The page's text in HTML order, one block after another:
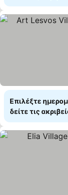
Επιλέξτε
δείτε τις